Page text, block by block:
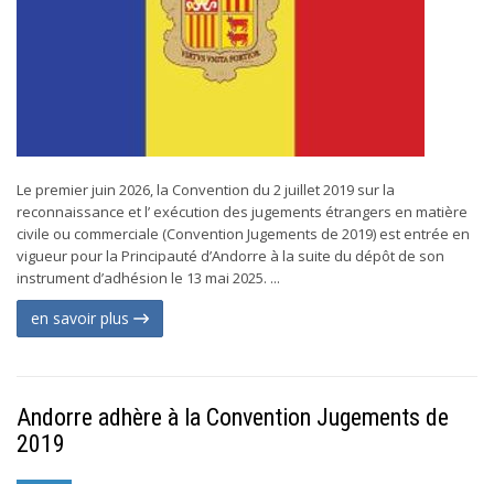
Le premier juin 2026, la Convention du 2 juillet 2019 sur la
reconnaissance et l’ exécution des jugements étrangers en matière
civile ou commerciale (Convention Jugements de 2019) est entrée en
vigueur pour la Principauté d’Andorre à la suite du dépôt de son
instrument d’adhésion le 13 mai 2025. ...
en savoir plus
Andorre adhère à la Convention Jugements de
2019